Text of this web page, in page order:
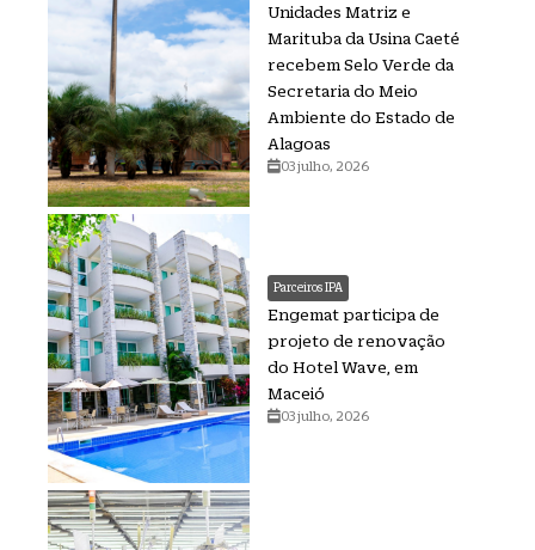
Unidades Matriz e
Marituba da Usina Caeté
recebem Selo Verde da
Secretaria do Meio
Ambiente do Estado de
Alagoas
03 julho, 2026
Parceiros IPA
Engemat participa de
projeto de renovação
do Hotel Wave, em
Maceió
03 julho, 2026